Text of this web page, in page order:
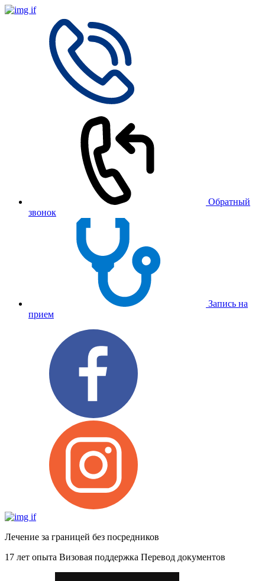
Обратный
звонок
Запись на
прием
Лечение за границей без посредников
17 лет опыта Визовая поддержка Перевод документов